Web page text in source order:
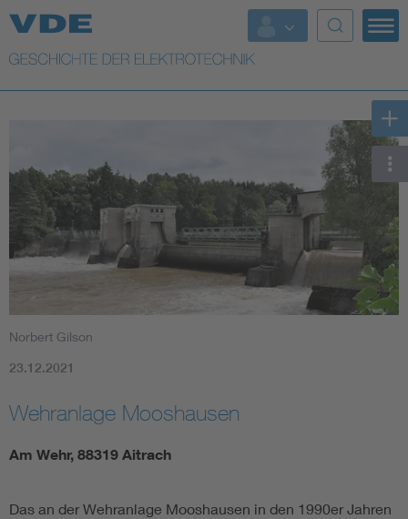
Top Themen
Weitere Themen
Norbert Gilson
23.12.2021
Wehranlage Mooshausen
Am Wehr, 88319 Aitrach
Das an der Wehranlage Mooshausen in den 1990er Jahren